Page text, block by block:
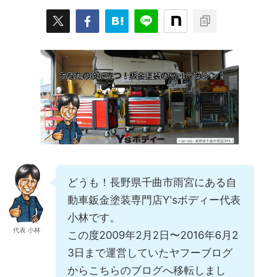
代表 小林
どうも！長野県千曲市雨宮にある自
動車鈑金塗装専門店Y'sボディー代表
小林です。
この度2009年2月2日〜2016年6月2
3日まで運営していたヤフーブログ
からこちらのブログへ移転しまし